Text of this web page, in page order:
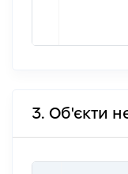
3. Об'єкти